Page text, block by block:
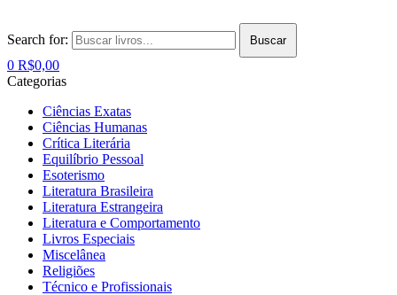
Search for: Buscar
0 R$0,00
Categorias
Ciências Exatas
Ciências Humanas
Crítica Literária
Equilíbrio Pessoal
Esoterismo
Literatura Brasileira
Literatura Estrangeira
Literatura e Comportamento
Livros Especiais
Miscelânea
Religiões
Técnico e Profissionais